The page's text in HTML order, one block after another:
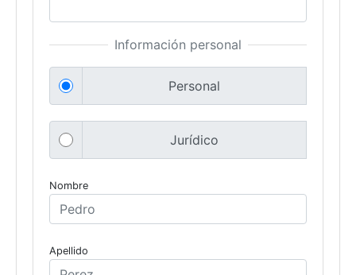
Información personal
Personal
Jurídico
Nombre
Apellido